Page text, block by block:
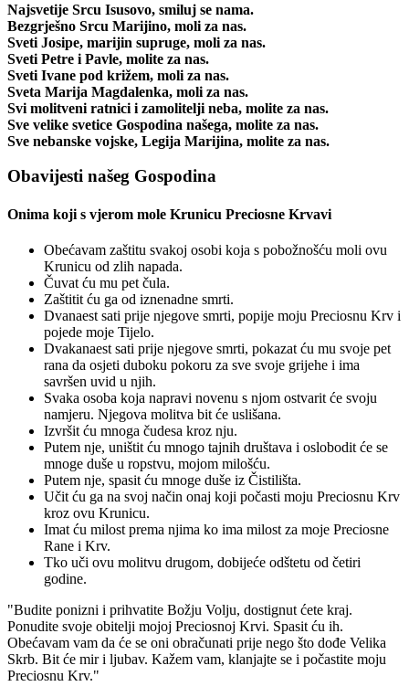
Najsvetije Srcu Isusovo, smiluj se nama.
Bezgrješno Srcu Marijino, moli za nas.
Sveti Josipe, marijin supruge, moli za nas.
Sveti Petre i Pavle, molite za nas.
Sveti Ivane pod križem, moli za nas.
Sveta Marija Magdalenka, moli za nas.
Svi molitveni ratnici i zamolitelji neba, molite za nas.
Sve velike svetice Gospodina našega, molite za nas.
Sve nebanske vojske, Legija Marijina, molite za nas.
Obavijesti našeg Gospodina
Onima koji s vjerom mole Krunicu Preciosne Krvavi
Obećavam zaštitu svakoj osobi koja s pobožnošću moli ovu
Krunicu od zlih napada.
Čuvat ću mu pet čula.
Zaštitit ću ga od iznenadne smrti.
Dvanaest sati prije njegove smrti, popije moju Preciosnu Krv i
pojede moje Tijelo.
Dvakanaest sati prije njegove smrti, pokazat ću mu svoje pet
rana da osjeti duboku pokoru za sve svoje grijehe i ima
savršen uvid u njih.
Svaka osoba koja napravi novenu s njom ostvarit će svoju
namjeru. Njegova molitva bit će uslišana.
Izvršit ću mnoga čudesa kroz nju.
Putem nje, uništit ću mnogo tajnih društava i oslobodit će se
mnoge duše u ropstvu, mojom milošću.
Putem nje, spasit ću mnoge duše iz Čistilišta.
Učit ću ga na svoj način onaj koji počasti moju Preciosnu Krv
kroz ovu Krunicu.
Imat ću milost prema njima ko ima milost za moje Preciosne
Rane i Krv.
Tko uči ovu molitvu drugom, dobijeće odštetu od četiri
godine.
"Budite ponizni i prihvatite Božju Volju, dostignut ćete kraj.
Ponudite svoje obitelji mojoj Preciosnoj Krvi. Spasit ću ih.
Obećavam vam da će se oni obračunati prije nego što dođe Velika
Skrb. Bit će mir i ljubav. Kažem vam, klanjajte se i počastite moju
Preciosnu Krv."